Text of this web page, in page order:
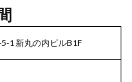
1 新丸の内ビルB1F